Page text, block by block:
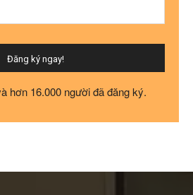
Đăng ký ngay!
hơn 16.000 người đã đăng ký.